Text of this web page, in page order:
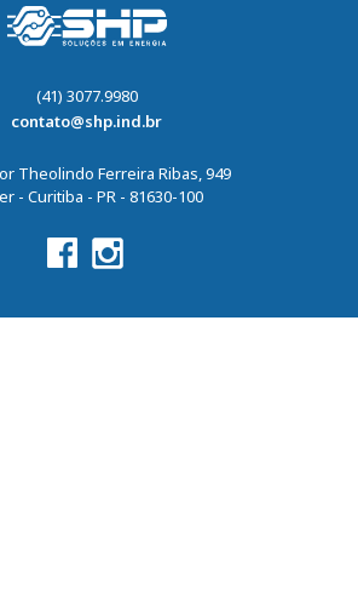
(41) 3077.9980
contato@shp.ind.br
Theolindo Ferreira Ribas, 949
- Curitiba - PR - 81630-100